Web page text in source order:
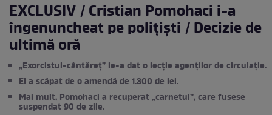
EXCLUSIV / Cristian Pomohaci i-a
îngenuncheat pe polițiști / Decizie de
ultimă oră
„Exorcistul-cântăreț” le-a dat o lecție agenților de circulație.
El a scăpat de o amendă de 1.300 de lei.
Mai mult, Pomohaci a recuperat „carnetul”, care fusese
suspendat 90 de zile.